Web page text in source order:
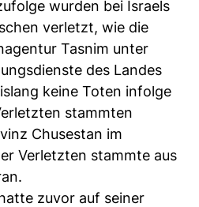
wurden bei Israels
verletzt, wie die
Tasnim unter
des Landes
keine Toten infolge
stammten
Chusestan im
Verletzten stammte aus
zuvor auf seiner